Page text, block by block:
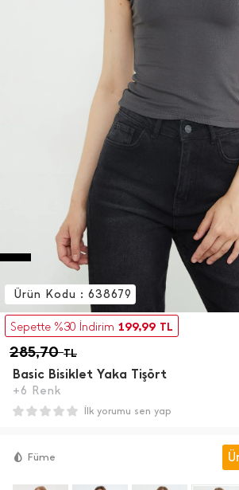
Sepette %30 İndirim 199,99 TL
285,70TL
Basic Bisiklet Yaka Tişört
+6 Renk
Ürün Kodu : 638679
İlk yorumu sen yap
Füme